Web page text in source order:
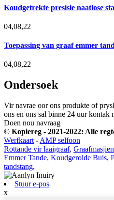
Koudgetrekte presisie naatlose
04,08,22
Toepassing van graaf emmer
04,08,22
Ondersoek
Vir navrae oor ons produkte of
ons en ons sal binne 24 uur kontak
Doen nou navraag
© Kopiereg - 2021-2022: Alle
Werfkaart - AMP selfoon
Rottande vir laaigraaf,
Emmer Tande, Koudgerolde Buis,
tandstang,
Stuur e-pos
x